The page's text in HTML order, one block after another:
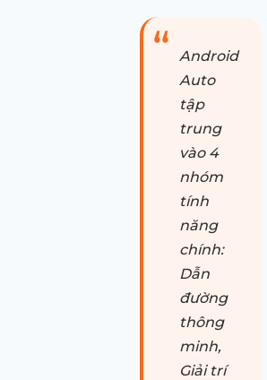
Android
Auto
tập
trung
vào 4
nhóm
tính
năng
chính:
Dẫn
đường
thông
minh,
Giải trí